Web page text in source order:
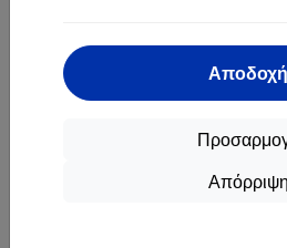
Αποδοχή
Απόρριψη